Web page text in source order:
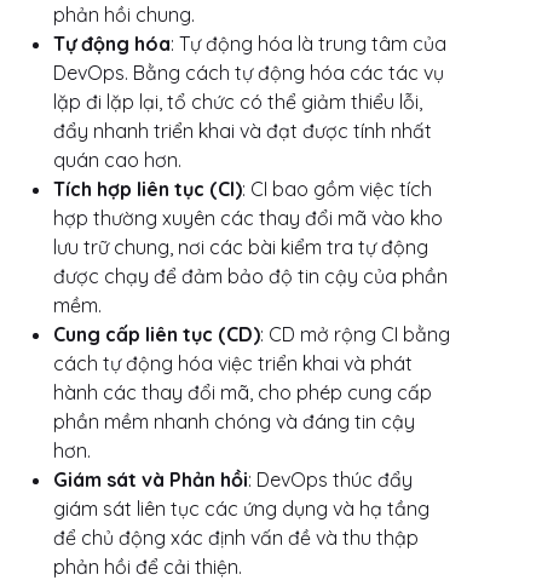
phản hồi chung.
Tự động hóa: Tự động hóa là trung tâm của
DevOps. Bằng cách tự động hóa các tác vụ
lặp đi lặp lại, tổ chức có thể giảm thiểu lỗi,
đẩy nhanh triển khai và đạt được tính nhất
quán cao hơn.
Tích hợp liên tục (CI): CI bao gồm việc tích
hợp thường xuyên các thay đổi mã vào kho
lưu trữ chung, nơi các bài kiểm tra tự động
được chạy để đảm bảo độ tin cậy của phần
mềm.
Cung cấp liên tục (CD): CD mở rộng CI bằng
cách tự động hóa việc triển khai và phát
hành các thay đổi mã, cho phép cung cấp
phần mềm nhanh chóng và đáng tin cậy
hơn.
Giám sát và Phản hồi: DevOps thúc đẩy
giám sát liên tục các ứng dụng và hạ tầng
để chủ động xác định vấn đề và thu thập
phản hồi để cải thiện.